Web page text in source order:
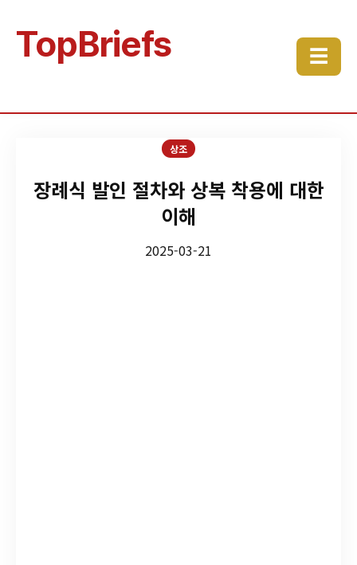
TopBriefs ☰
상조
장례식 발인 절차와 상복 착용에 대한
이해
2025-03-21